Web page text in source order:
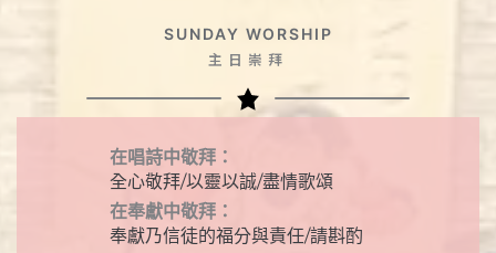
SUNDAY WORSHIP
主日崇拜
在唱詩中敬拜：
全心敬拜/以靈以誠/盡情歌頌
在奉獻中敬拜：
奉獻乃信徒的福分與責任/請斟酌